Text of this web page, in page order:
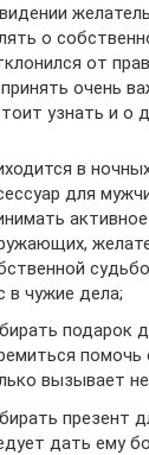
о
от
очень
узнать и о
в
для
в чужие дела;
подарок
помочь
вызывает
презент
дать ему